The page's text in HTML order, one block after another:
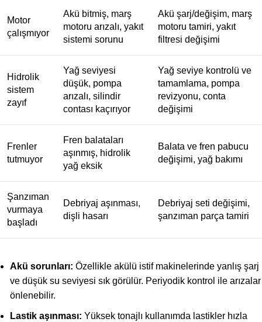
Motor
çalışmıyor
Akü bitmiş, marş
motoru arızalı, yakıt
sistemi sorunu
Akü şarj/değişim, marş
motoru tamiri, yakıt
filtresi değişimi
Hidrolik
sistem
zayıf
Yağ seviyesi
düşük, pompa
arızalı, silindir
contası kaçırıyor
Yağ seviye kontrolü ve
tamamlama, pompa
revizyonu, conta
değişimi
Frenler
tutmuyor
Fren balataları
aşınmış, hidrolik
yağ eksik
Balata ve fren pabucu
değişimi, yağ bakımı
Şanzıman
vurmaya
başladı
Debriyaj aşınması,
dişli hasarı
Debriyaj seti değişimi,
şanzıman parça tamiri
Akü sorunları: Özellikle akülü istif makinelerinde yanlış şarj
ve düşük su seviyesi sık görülür. Periyodik kontrol ile arızalar
önlenebilir.
Lastik aşınması: Yüksek tonajlı kullanımda lastikler hızla